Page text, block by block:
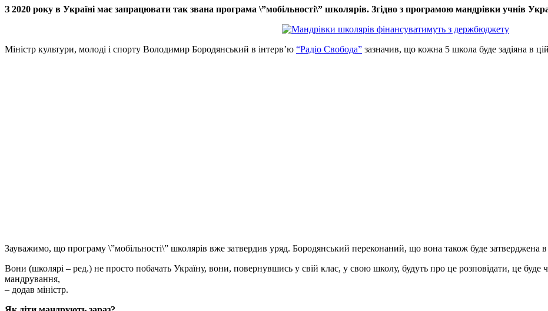
З 2020 року в Україні має запрацювати так звана програма \”мобільності\” школярів. Згідно з програмою мандрівки учнів
Міністр культури, молоді і спорту Володимир Бородянський в інтерв’ю “Радіо Свобода” зазначив, що кожна 5 школа буде задіяна в
Зауважимо, що програму \”мобільності\” школярів вже затвердив уряд. Бородянський переконаний, що вона також буде затверджена
Вони (школярі – ред.) не просто побачать Україну, вони, повернувшись у свій клас, у свою школу, будуть про це розповідати, це буде
мандрування,
– додав міністр.